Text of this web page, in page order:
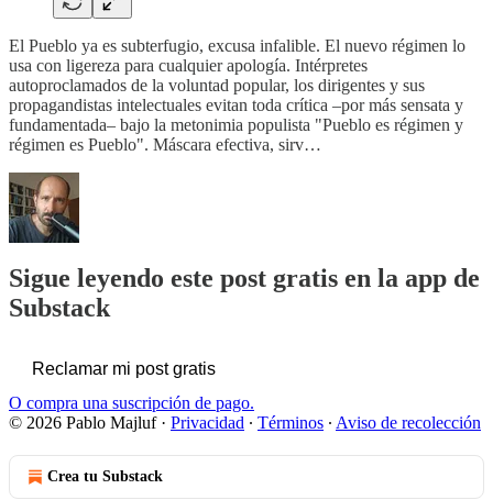
El Pueblo ya es subterfugio, excusa infalible. El nuevo régimen lo
usa con ligereza para cualquier apología. Intérpretes
autoproclamados de la voluntad popular, los dirigentes y sus
propagandistas intelectuales evitan toda crítica –por más sensata y
fundamentada– bajo la metonimia populista "Pueblo es régimen y
régimen es Pueblo". Máscara efectiva, sirv…
Sigue leyendo este post gratis en la app de
Substack
Reclamar mi post gratis
O compra una suscripción de pago.
© 2026 Pablo Majluf· Privacidad ∙ Términos ∙ Aviso de recolección
Crea tu Substack